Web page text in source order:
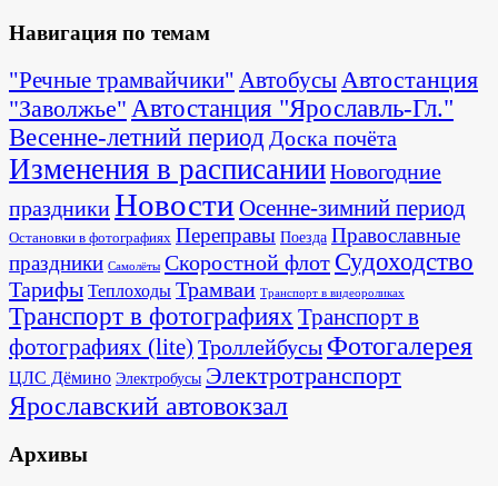
Навигация по темам
"Речные трамвайчики" АвтобусыАвтостанция
"Заволжье" Автостанция "Ярославль-Гл."
Весенне-летний период Доска почёта
Изменения в расписанииНовогодние
праздникиНовости Осенне-зимний период
Остановки в фотографиях Переправы Поезда Православные
праздники Самолёты Скоростной флот Судоходство
Тарифы Теплоходы Трамваи Транспорт в видеороликах
Транспорт в фотографияхТранспорт в
фотографиях (lite) Троллейбусы Фотогалерея
ЦЛС Дёмино Электробусы Электротранспорт
Ярославский автовокзал
Архивы